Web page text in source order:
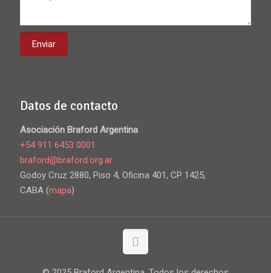
Datos de contacto
Asociación Braford Argentina
+54 911 6453 0001
braford@braford.org.ar
Godoy Cruz 2880, Piso 4, Oficina 401, CP 1425,
CABA (mapa)